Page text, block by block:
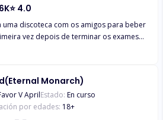
⭐ 4.0
uma discoteca com os amigos para beber
vez depois de terminar os exames
ano. A Gabriella era uma jovem de 21
o até um hotel, teve o seu primeiro
a virgindade. Divertiu-se. Quando
na manhã seguinte, o homem tinha
Monarch)
V AprilEstado: En curso
por edades: 18+